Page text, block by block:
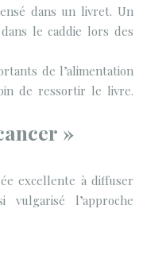
dans un livret. Un
le caddie lors des
de l’alimentation
de ressortir le livre.
»
excellente à diffuser
vulgarisé l’approche